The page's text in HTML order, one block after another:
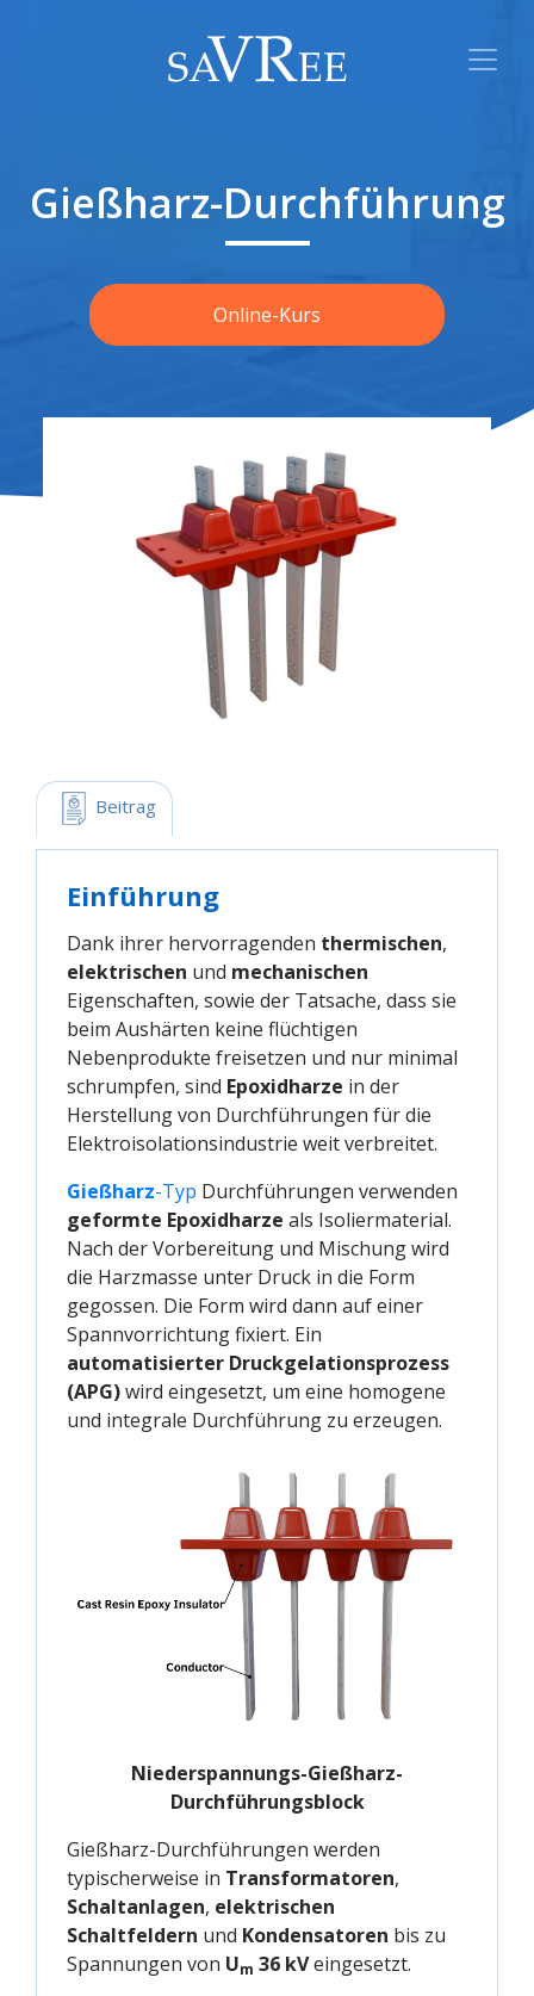
Gießharz-Durchführung
Online-Kurs
Beitrag
Einführung
Dank ihrer hervorragenden thermischen,
elektrischen und mechanischen
Eigenschaften, sowie der Tatsache, dass sie
beim Aushärten keine flüchtigen
Nebenprodukte freisetzen und nur minimal
schrumpfen, sind Epoxidharze in der
Herstellung von Durchführungen für die
Elektroisolationsindustrie weit verbreitet.
Gießharz-Typ Durchführungen verwenden
geformte Epoxidharze als Isoliermaterial.
Nach der Vorbereitung und Mischung wird
die Harzmasse unter Druck in die Form
gegossen. Die Form wird dann auf einer
Spannvorrichtung fixiert. Ein
automatisierter Druckgelationsprozess
(APG)wird eingesetzt, um eine homogene
und integrale Durchführung zu erzeugen.
Niederspannungs-Gießharz-
Durchführungsblock
Gießharz-Durchführungen werden
typischerweise in Transformatoren,
Schaltanlagen, elektrischen
Schaltfeldern und Kondensatoren bis zu
Spannungen von Um 36 kVeingesetzt.